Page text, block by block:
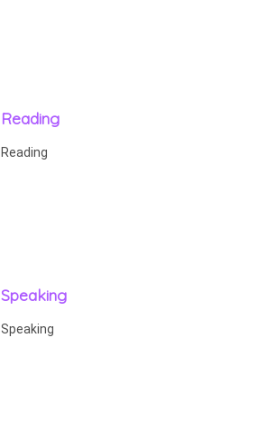
Reading
Reading
Speaking
Speaking